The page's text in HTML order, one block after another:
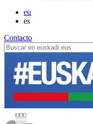
eu
es
Contacto